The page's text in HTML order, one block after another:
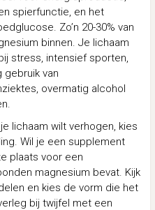
spierfunctie, en het
Zo’n 20-30% van
binnen. Je lichaam
stress, intensief sporten,
gebruik van
overmatig alcohol
lichaam wilt verhogen, kies
Wil je een supplement
plaats voor een
magnesium bevat. Kijk
en kies de vorm die het
bij twijfel met een